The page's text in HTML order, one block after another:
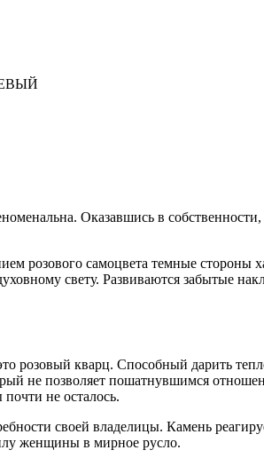
Оказавшись в
розового самоцвета темные стороны
свету. Развиваются забытые
розовый кварц. Способный дарить
не позволяет пошатнувшимся
не осталось.
своей владелицы. Камень
женщины в мирное русло.